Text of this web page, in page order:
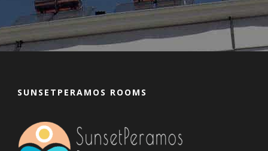
SUNSETPERAMOS ROOMS